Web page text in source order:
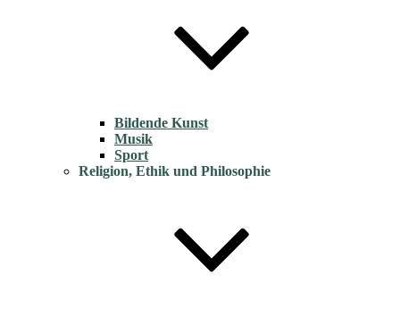
Bildende Kunst
Musik
Sport
Religion, Ethik und Philosophie